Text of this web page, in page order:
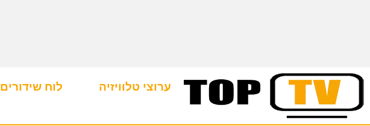
ערוצי טלוויזיה לוח שידורים